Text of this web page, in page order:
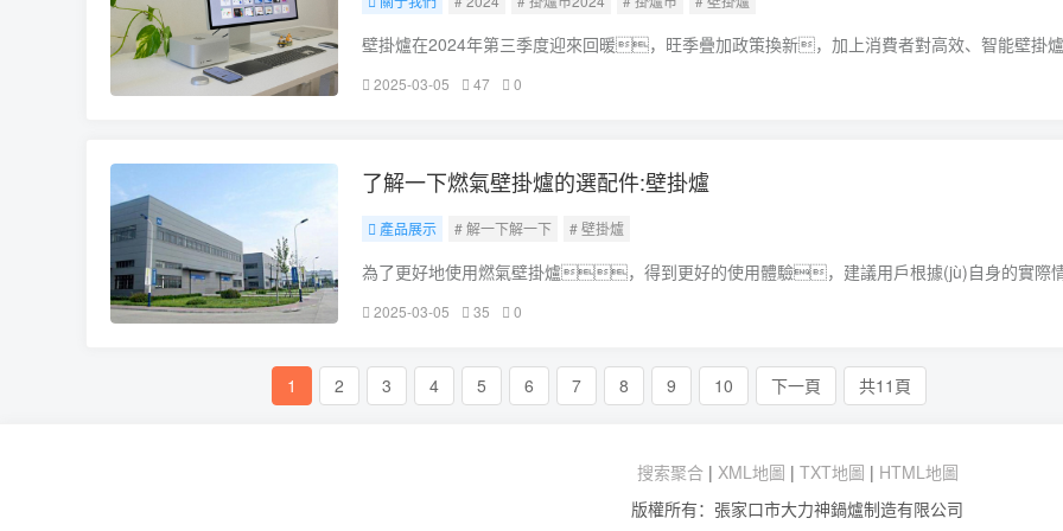
壁掛爐在2024年第三季度迎來回暖，旺季疊加政策換新，加上消費者對高效、智能壁掛
格結構看，線下家電綜合性渠道主流價格帶有向上提升
2025-03-05 47 0
了解一下燃氣壁掛爐的選配件:壁掛爐
產品展示 # 解一下解一下 # 壁掛爐
為了更好地使用燃氣壁掛爐，得到更好的使用體驗，建議用戶根據(jù)自身的實際
內溫度控制器可以精確控制室內溫度，達到節(jié)能與舒適采暖
2025-03-05 35 0
1 2 3 4 5 6 7 8 9 10 下一頁 共11頁
搜索聚合| XML地圖 | TXT地圖 | HTML地圖
版權所有：張家口市大力神鍋爐制造有限公司